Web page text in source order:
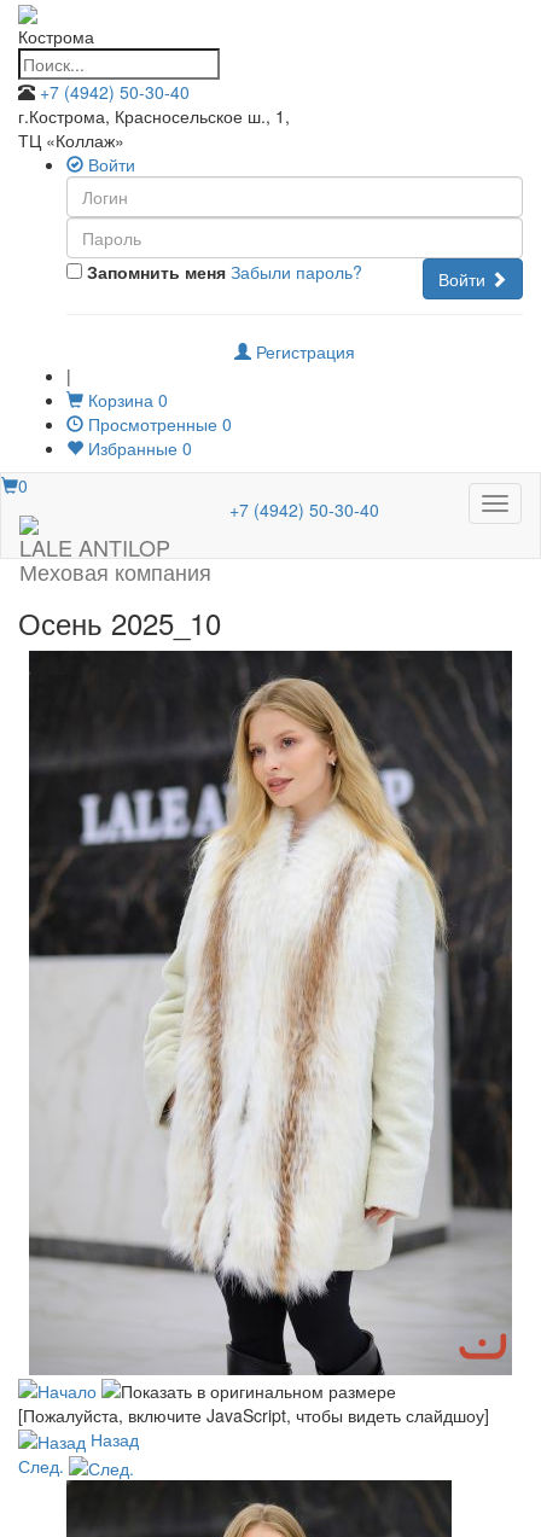
Кострома
+7 (4942) 50-30-40
г.Кострома, Красносельское ш., 1 ,
ТЦ «Коллаж»
Войти
Запомнить меня Войти
Забыли пароль?
Регистрация
|
Корзина 0
Просмотренные 0
Избранные 0
Меню
0
LALE ANTILOP
Меховая компания
+7 (4942) 50-30-40
Осень 2025_10
[Пожалуйста, включите JavaScript, чтобы видеть слайдшоу]
Назад
След.